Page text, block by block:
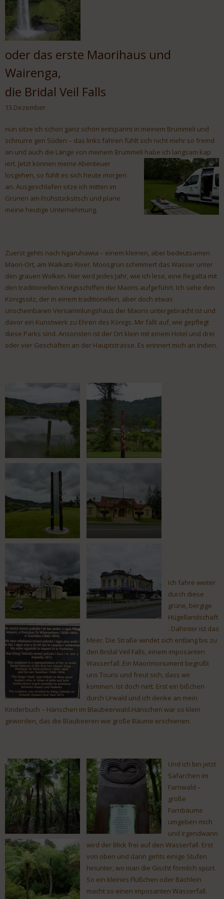
oder das erste Maorihaus und
Wairenga,
die Bridal Veil Falls
13.Dezember
nun sitze ich schon ganz schön entspannt in meinem Brummeli und
schnurre gen Süden – das links fahren fühlt sich nicht mehr so fremd
an und auch die Länge von meinem Brummeli habe ich langsam kap
iert. Jetzt können meine Abenteuer
losgehen, so fühlt es sich heute morgen
an. Ausgeschlafen sitze ich mitten im
Grünen am Frühstückstisch und plane
meine heutige Unternehmung.
Zuerst gehts nach Ngaruhawia – einem kleinen, aber bedeutsamen
Maori-Ort, am Waikato River. Moosgrün schimmert das Wasser unter
den grauen Wolken. Hier wird jedes Jahr, wie ich lese, eine Regatta mit
den traditionellen Kriegsschiffen der Maoris aufgeführt. Ich sehe den
Königssitz, der in einem traditionellen, aber doch etwas
unscheinbaren Versammlungshaus der Maoris untergebracht ist und
davor ein Kunstwerk zu Ehren des Königs. Mir fällt auf, wie gepflegt
diese Parks sind. Ansonsten ist der Ort klein mit einem Hotel und drei
oder vier Geschäften an der Hauptstrasse. Es erinnert mich an Indien.
Ich fahre weiter
durch diese
grüne, bergige
Hügellandschaft
. Dahinter ist das
Meer. Die Straße windet sich entlang bis zu
den Bridal Veil Falls, einem imposanten
Wasserfall..Ein Maorimonument begrüßt
uns Touris und freut sich, dass wir
kommen. Ist doch nett. Erst ein bißchen
durch Urwald und ich denke an mein
Kinderbuch – Hänschen im Blaubeerwald.Hänschen war so klein
geworden, das die Blaubeeren wie große Bäume erschienen.
Und ich bin jetzt
Safarchen im
Farnwald –
große
Farnbäume
umgeben mich
und irgendwann
wird der Blick frei auf den Wasserfall. Erst
von oben und dann gehts einige Stufen
hinunter, wo man die Gischt förmlich spürt.
So ein kleines Flüßchen oder Bächlein
macht so einen imposanten Wasserfall.